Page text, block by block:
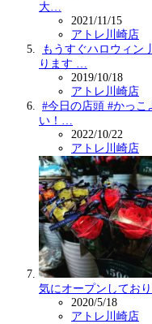
大…
2021/11/15
アトレ川崎店
もうすぐハロウィン
ります …
2019/10/18
アトレ川崎店
#今日の店頭 #かっこ
い！…
2022/10/22
アトレ川崎店
気にオープンしてお
2020/5/18
アトレ川崎店